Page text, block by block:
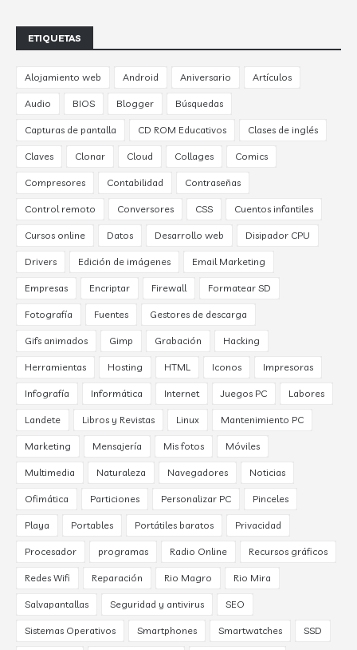
ETIQUETAS
Alojamiento web Android Aniversario Artículos
Audio BIOS Blogger Búsquedas
Capturas de pantalla CD ROM Educativos Clases de inglés
Claves Clonar Cloud Collages Comics
Compresores Contabilidad Contraseñas
Control remoto Conversores CSS Cuentos infantiles
Cursos online Datos Desarrollo web Disipador CPU
Drivers Edición de imágenes Email Marketing
Empresas Encriptar Firewall Formatear SD
Fotografía Fuentes Gestores de descarga
Gifs animados Gimp Grabación Hacking
Herramientas Hosting HTML Iconos Impresoras
Infografía Informática Internet Juegos PC Labores
Landete Libros y Revistas Linux Mantenimiento PC
Marketing Mensajería Mis fotos Móviles
Multimedia Naturaleza Navegadores Noticias
Ofimática Particiones Personalizar PC Pinceles
Playa Portables Portátiles baratos Privacidad
Procesador programas Radio Online Recursos gráficos
Redes Wifi Reparación Rio Magro Rio Mira
Salvapantallas Seguridad y antivirus SEO
Sistemas Operativos Smartphones Smartwatches SSD